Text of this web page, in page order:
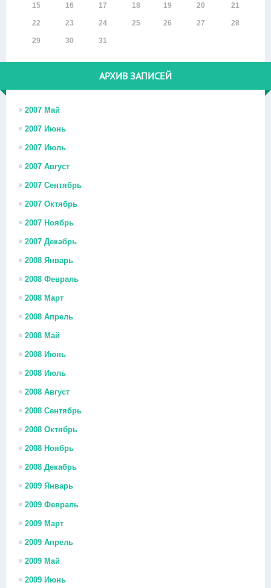
15 16 17 18 19 20 21
22 23 24 25 26 27 28
29 30 31
АРХИВ ЗАПИСЕЙ
2007 Май
2007 Июнь
2007 Июль
2007 Август
2007 Сентябрь
2007 Октябрь
2007 Ноябрь
2007 Декабрь
2008 Январь
2008 Февраль
2008 Март
2008 Апрель
2008 Май
2008 Июнь
2008 Июль
2008 Август
2008 Сентябрь
2008 Октябрь
2008 Ноябрь
2008 Декабрь
2009 Январь
2009 Февраль
2009 Март
2009 Апрель
2009 Май
2009 Июнь